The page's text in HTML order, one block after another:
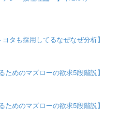
タも採用してるなぜなぜ分析】
ためのマズローの欲求5段階説】
ためのマズローの欲求5段階説】